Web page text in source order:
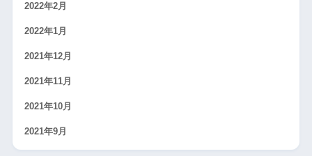
2022年2月
2022年1月
2021年12月
2021年11月
2021年10月
2021年9月